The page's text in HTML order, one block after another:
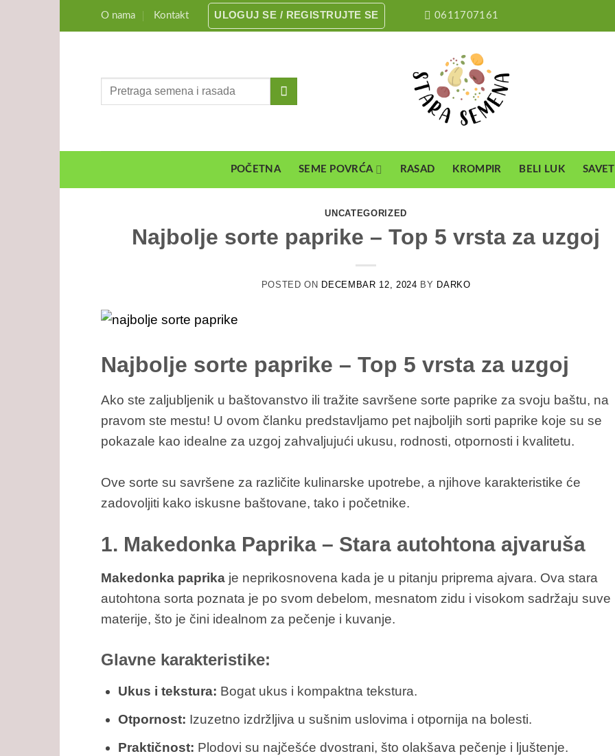
Preskoči
na
O nama Kontakt ULOGUJ SE / REGISTRUJTE SE 0611707161
Pretraga
POČETNA SEME POVRĆA RASAD KROMPIR BELI LUK
UNCATEGORIZED
Najbolje sorte paprike – Top 5 vrsta za uzgoj
POSTED ON DECEMBAR 12, 2024 BY DARKO
Najbolje sorte paprike – Top 5 vrsta za uzgoj
Ako ste zaljubljenik u baštovanstvo ili tražite savršene sorte paprike za svoju baštu, na
pravom ste mestu! U ovom članku predstavljamo pet najboljih sorti paprike koje su se
pokazale kao idealne za uzgoj zahvaljujući ukusu, rodnosti, otpornosti i kvalitetu.
Ove sorte su savršene za različite kulinarske upotrebe, a njihove karakteristike će
zadovoljiti kako iskusne baštovane, tako i početnike.
1. Makedonka Paprika – Stara autohtona ajvaruša
Makedonka paprika je neprikosnovena kada je u pitanju priprema ajvara. Ova stara
autohtona sorta poznata je po svom debelom, mesnatom zidu i visokom sadržaju suve
materije, što je čini idealnom za pečenje i kuvanje.
Glavne karakteristike:
Ukus i tekstura: Bogat ukus i kompaktna tekstura.
Otpornost: Izuzetno izdržljiva u sušnim uslovima i otpornija na bolesti.
Praktičnost: Plodovi su najčešće dvostrani, što olakšava pečenje i ljuštenje.